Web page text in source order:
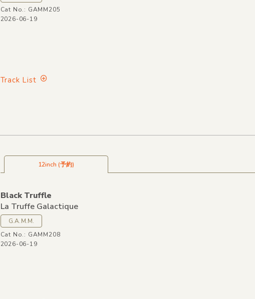
Cat No.: GAMM205
2026-06-19
Track List
12inch (予約)
Black Truffle
La Truffe Galactique
G.A.M.M.
Cat No.: GAMM208
2026-06-19